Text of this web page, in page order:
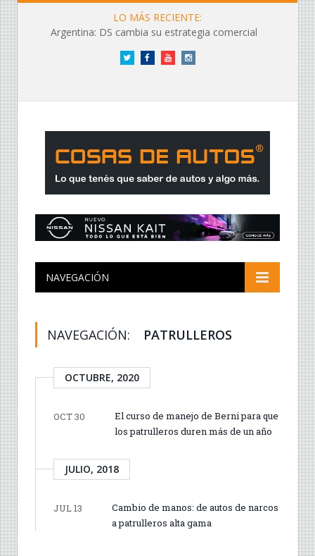
LO MÁS RECIENTE:
Argentina: DS cambia su estrategia comercial
Twitter FacebookYouTubeInstagram
NAVEGACIÓN
NAVEGACIÓN: PATRULLEROS
OCTUBRE, 2020
OCT 30
El curso de manejo de Berni para que
los patrulleros duren más de un año
JULIO, 2018
JUL 13
Cambio de manos: de autos de narcos
a patrulleros alta gama